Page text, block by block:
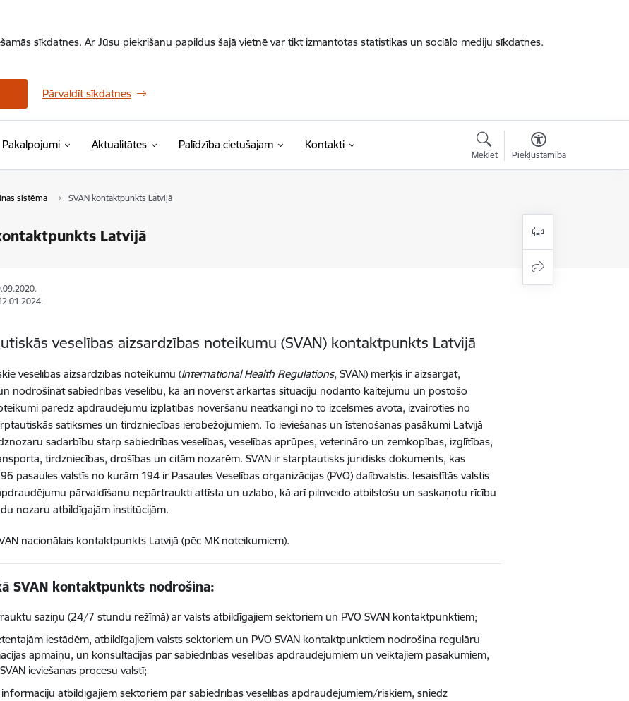
sīkdatnes. Ar Jūsu piekrišanu papildus šajā vietnē var tikt izmantotas statistikas un sociālo mediju sīkdatnes.
Pārvaldīt sīkdatnes
Pakalpojumi Aktualitātes Palīdzība cietušajam Kontakti
Meklēt Piekļūstamība
sistēma SVAN kontaktpunkts Latvijā
Latvijā
veselības aizsardzības noteikumu (SVAN) kontaktpunkts Latvijā
veselības aizsardzības noteikumu (International Health Regulations, SVAN) mērķis ir aizsargāt,
nodrošināt sabiedrības veselību, kā arī novērst ārkārtas situāciju nodarīto kaitējumu un postošo
paredz apdraudējumu izplatības novēršanu neatkarīgi no to izcelsmes avota, izvairoties no
satiksmes un tirdzniecības ierobežojumiem. To ieviešanas un īstenošanas pasākumi Latvijā
sadarbību starp sabiedrības veselības, veselības aprūpes, veterināro un zemkopības, izglītības,
tirdzniecības, drošības un citām nozarēm. SVAN ir starptautisks juridisks dokuments, kas
pasaules valstīs no kurām 194 ir Pasaules Veselības organizācijas (PVO) dalībvalstis. Iesaistītās valstis
pārvaldīšanu nepārtraukti attīsta un uzlabo, kā arī pilnveido atbilstošu un saskaņotu rīcību
nozaru atbildīgajām institūcijām.
nacionālais kontaktpunkts Latvijā (pēc MK noteikumiem).
SVAN kontaktpunkts nodrošina:
saziņu (24/7 stundu režīmā) ar valsts atbildīgajiem sektoriem un PVO SVAN kontaktpunktiem;
iestādēm, atbildīgajiem valsts sektoriem un PVO SVAN kontaktpunktiem nodrošina regulāru
apmaiņu, un konsultācijas par sabiedrības veselības apdraudējumiem un veiktajiem pasākumiem,
ieviešanas procesu valstī;
informāciju atbildīgajiem sektoriem par sabiedrības veselības apdraudējumiem/riskiem, sniedz